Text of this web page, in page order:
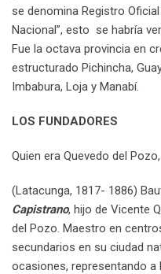
se denomina Registro
Nacional”, esto se habría
Fue la octava provincia en
estructurado Pichincha,
Imbabura, Loja y Manabí.
LOS FUNDADORES
Quien era Quevedo del
(Latacunga, 1817- 1886)
Capistrano, hijo de Vicente
del Pozo. Maestro en
secundarios en su ciudad
ocasiones, representando a